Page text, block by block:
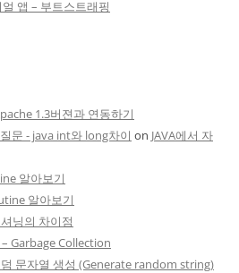
앱 – 부트스트래핑
1.3버젼과 연동하기
문 - java int와 long차이 on JAVA에서 자
알아보기
알아보기
닝의 차이점
Garbage Collection
문자열 생성 (Generate random string)